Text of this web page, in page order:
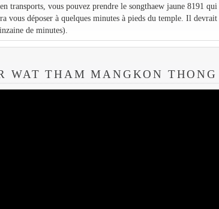
transports, vous pouvez prendre le songthaew jaune 8191
déposer à quelques minutes à pieds du temple. Il devrait
de minutes).
WAT THAM MANGKON THONG